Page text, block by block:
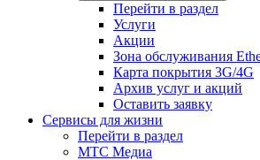
Перейти в раздел
Услуги
Акции
Зона обслуживания
Карта покрытия 3G/4G
Архив услуг и акций
Оставить заявку
Сервисы для жизни
Перейти в раздел
МТС Медиа